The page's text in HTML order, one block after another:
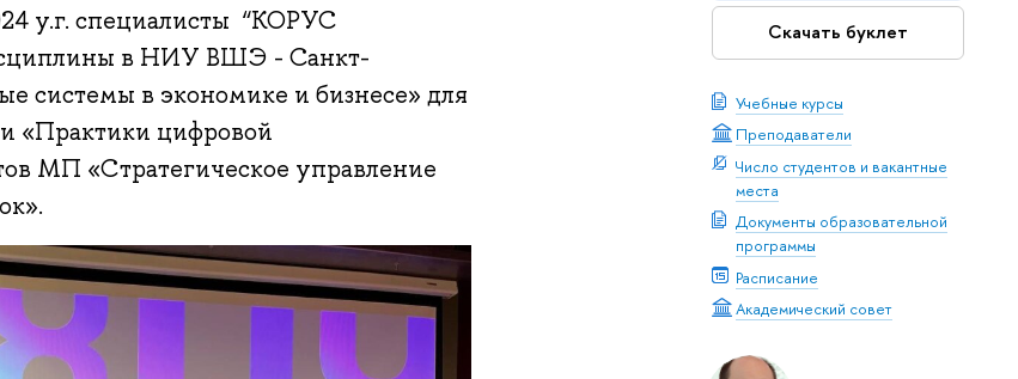
Скачать буклет
Учебные курсы
Преподаватели
Число студентов и вакантные
места
Документы образовательной
программы
Расписание
Академический совет
у.г. специалисты “КОРУС
в НИУ ВШЭ - Санкт-
системы в экономике и бизнесе» для
«Практики цифровой
МП «Стратегическое управление